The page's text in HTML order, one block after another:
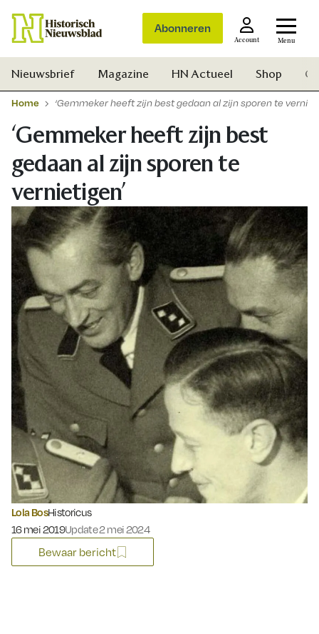
Abonneren
Account Menu
Zoek
Nieuwsbrief Magazine HN Actueel Shop
Home ‘Gemmeker heeft zijn best gedaan al zijn sporen te
‘Gemmeker heeft zijn best
gedaan al zijn sporen te
vernietigen’
Lola BosHistoricus
Gepubliceerd op:
16 mei 2019Update 2 mei 2024
Bewaar bericht